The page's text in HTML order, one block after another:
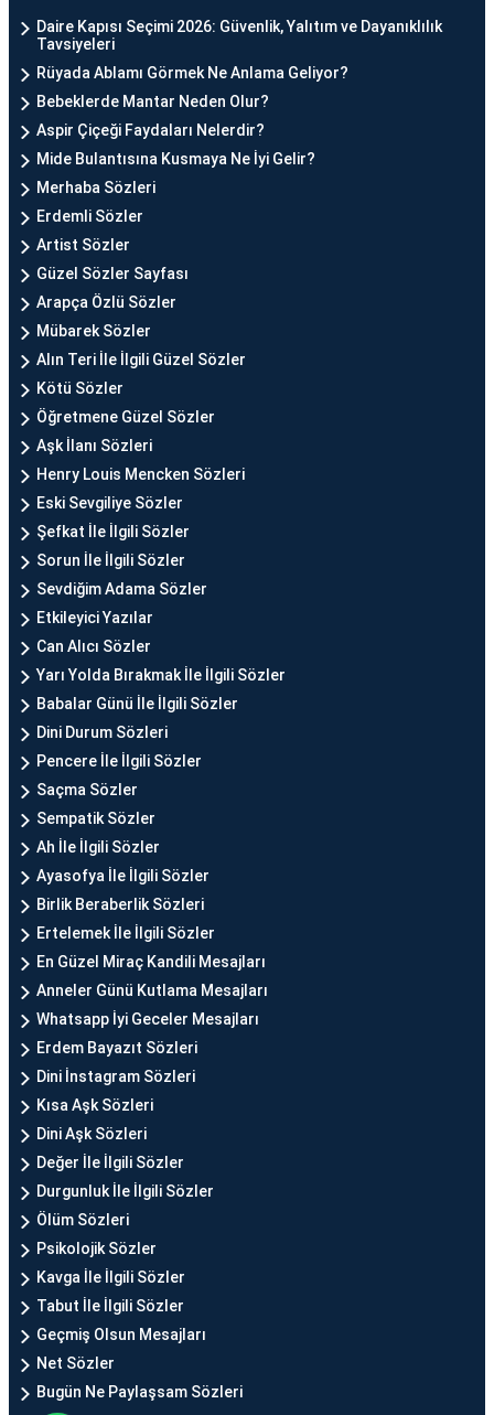
Daire Kapısı Seçimi 2026: Güvenlik, Yalıtım ve Dayanıklılık
Tavsiyeleri
Rüyada Ablamı Görmek Ne Anlama Geliyor?
Bebeklerde Mantar Neden Olur?
Aspir Çiçeği Faydaları Nelerdir?
Mide Bulantısına Kusmaya Ne İyi Gelir?
Merhaba Sözleri
Erdemli Sözler
Artist Sözler
Güzel Sözler Sayfası
Arapça Özlü Sözler
Mübarek Sözler
Alın Teri İle İlgili Güzel Sözler
Kötü Sözler
Öğretmene Güzel Sözler
Aşk İlanı Sözleri
Henry Louis Mencken Sözleri
Eski Sevgiliye Sözler
Şefkat İle İlgili Sözler
Sorun İle İlgili Sözler
Sevdiğim Adama Sözler
Etkileyici Yazılar
Can Alıcı Sözler
Yarı Yolda Bırakmak İle İlgili Sözler
Babalar Günü İle İlgili Sözler
Dini Durum Sözleri
Pencere İle İlgili Sözler
Saçma Sözler
Sempatik Sözler
Ah İle İlgili Sözler
Ayasofya İle İlgili Sözler
Birlik Beraberlik Sözleri
Ertelemek İle İlgili Sözler
En Güzel Miraç Kandili Mesajları
Anneler Günü Kutlama Mesajları
Whatsapp İyi Geceler Mesajları
Erdem Bayazıt Sözleri
Dini İnstagram Sözleri
Kısa Aşk Sözleri
Dini Aşk Sözleri
Değer İle İlgili Sözler
Durgunluk İle İlgili Sözler
Ölüm Sözleri
Psikolojik Sözler
Kavga İle İlgili Sözler
Tabut İle İlgili Sözler
Geçmiş Olsun Mesajları
Net Sözler
Bugün Ne Paylaşsam Sözleri